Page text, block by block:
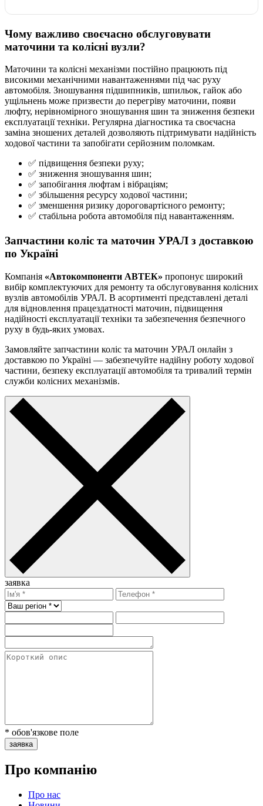
Чому важливо своєчасно обслуговувати
маточини та колісні вузли?
Маточини та колісні механізми постійно працюють під
високими механічними навантаженнями під час руху
автомобіля. Зношування підшипників, шпильок, гайок або
ущільнень може призвести до перегріву маточини, появи
люфту, нерівномірного зношування шин та зниження безпеки
експлуатації техніки. Регулярна діагностика та своєчасна
заміна зношених деталей дозволяють підтримувати надійність
ходової частини та запобігати серйозним поломкам.
✅ підвищення безпеки руху;
✅ зниження зношування шин;
✅ запобігання люфтам і вібраціям;
✅ збільшення ресурсу ходової частини;
✅ зменшення ризику дороговартісного ремонту;
✅ стабільна робота автомобіля під навантаженням.
Запчастини коліс та маточин УРАЛ з доставкою
по Україні
Компанія «Автокомпоненти АВТЕК» пропонує широкий
вибір комплектуючих для ремонту та обслуговування колісних
вузлів автомобілів УРАЛ. В асортименті представлені деталі
для відновлення працездатності маточин, підвищення
надійності експлуатації техніки та забезпечення безпечного
руху в будь-яких умовах.
Замовляйте запчастини коліс та маточин УРАЛ онлайн з
доставкою по Україні — забезпечуйте надійну роботу ходової
частини, безпеку експлуатації автомобіля та тривалий термін
служби колісних механізмів.
заявка
* обов'язкове поле
заявка
Про компанію
Про нас